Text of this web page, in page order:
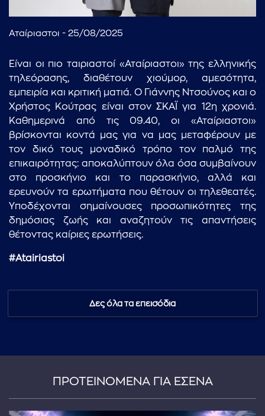
Αταίριαστοι - 25/08/2025
Είναι οι πιο ταιριαστοί «Αταίριαστοι» της ελληνικής
τηλεόρασης, διαθέτουν χιούμορ, αμεσότητα,
εμπειρία και κριτική ματιά. Ο Γιάννης Ντσούνος και ο
Χρήστος Κούτρας είναι στον ΣΚΑΪ για 12η χρονιά.
Καθημερινά από τις 09.40, οι «Αταίριαστοι»
βρίσκονται κοντά μας για να μας μεταφέρουν με
τον δικό τους μοναδικό τρόπο τον παλμό της
επικαιρότητας: αποκαλύπτουν όλα όσα συμβαίνουν
στο προσκήνιο και το παρασκήνιο, αλλά και
ερευνούν τα ερωτήματα που θέτουν οι τηλεθεατές.
Υποδέχονται σημαίνουσες προσωπικότητες της
δημόσιας ζωής και αναζητούν τις απαντήσεις
θέτοντας καίριες ερωτήσεις.
#Atairiastoi
Δες όλα τα επεισόδια
ΠΡΟΤΕΙΝΟΜΕΝΑ ΓΙΑ ΕΣΕΝΑ